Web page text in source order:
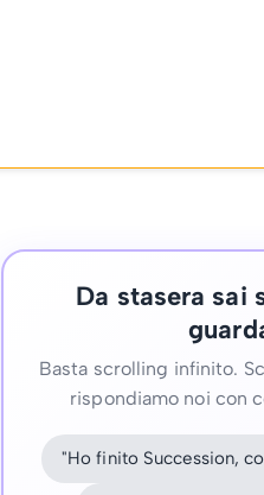
Da stasera sai
Basta scrolling infinito.
rispondiamo noi con
"Ho finito Succession,